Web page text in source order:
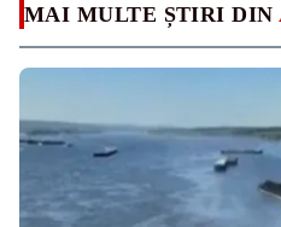
MAI MULTE ȘTIRI DIN